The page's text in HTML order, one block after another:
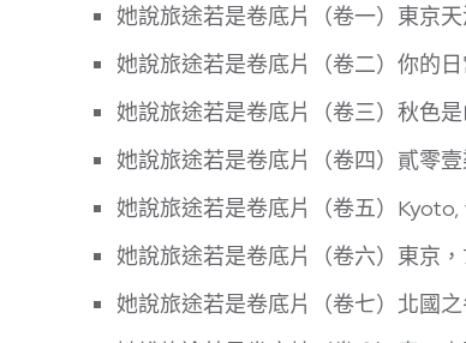
她說旅途若是卷底片（卷一）東京
她說旅途若是卷底片（卷二）你的
她說旅途若是卷底片（卷三）秋色
她說旅途若是卷底片（卷四）貳零
她說旅途若是卷底片（卷五）Kyoto,
她說旅途若是卷底片（卷六）東京
她說旅途若是卷底片（卷七）北國